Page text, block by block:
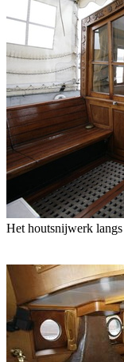
Het houtsnijwerk